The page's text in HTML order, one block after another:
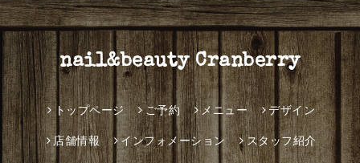
nail&beauty Cranberry
トップページ ご予約 メニュー デザイン
店舗情報 インフォメーション スタッフ紹介